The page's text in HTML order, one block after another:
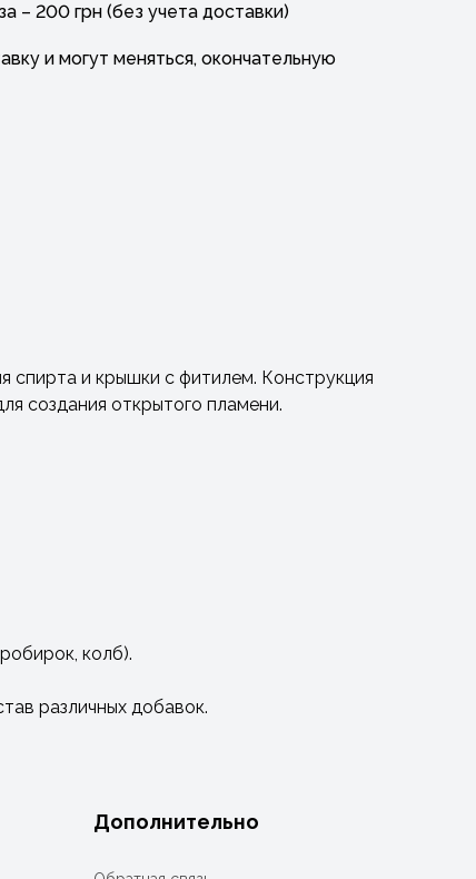
– 200 грн (без учета доставки)
и могут меняться, окончательную
спирта и крышки с фитилем. Конструкция
создания открытого пламени.
колб).
различных добавок.
Дополнительно